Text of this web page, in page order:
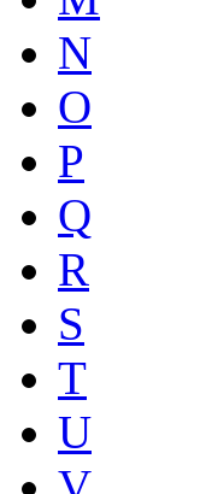
N
O
P
Q
R
S
T
U